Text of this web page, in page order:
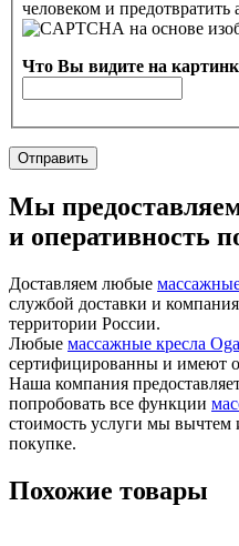
человеком и
Что Вы видите на
Мы
и оперативность
Доставляем любые
службой доставки и
территории России.
Любые массажные кресла
сертифицированны и имеют
Наша компания
попробовать все функции
стоимость услуги мы вычтем
покупке.
Похожие товары